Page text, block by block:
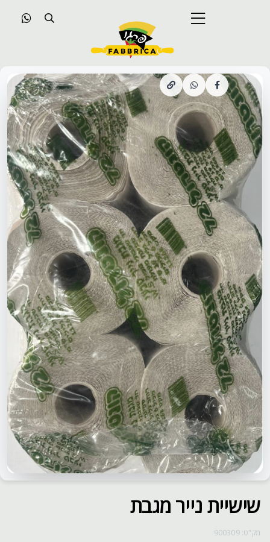
שישיית נייר מגבת
מק"ט: 900309